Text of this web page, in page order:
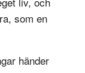
som en
händer